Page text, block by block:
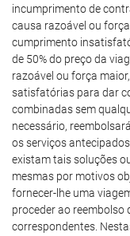
incumprimento de
causa razoável ou
cumprimento
de 50% do preço da
razoável ou força
satisfatórias para dar
combinadas sem
necessário,
os serviços
existam tais soluções
mesmas por motivos
fornecer-lhe uma
proceder ao
correspondentes.